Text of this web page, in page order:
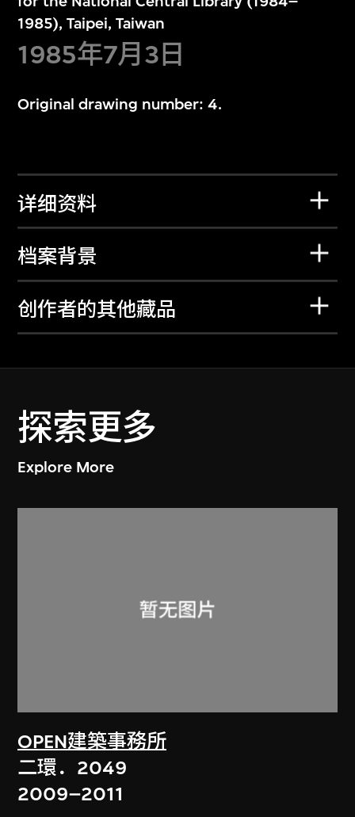
1985), Taipei, Taiwan
1985年7月3日
Original drawing number: 4.
详细资料
档案背景
创作者的其他藏品
探索更多
Explore More
OPEN建築事務所
二環．2049
2009–2011